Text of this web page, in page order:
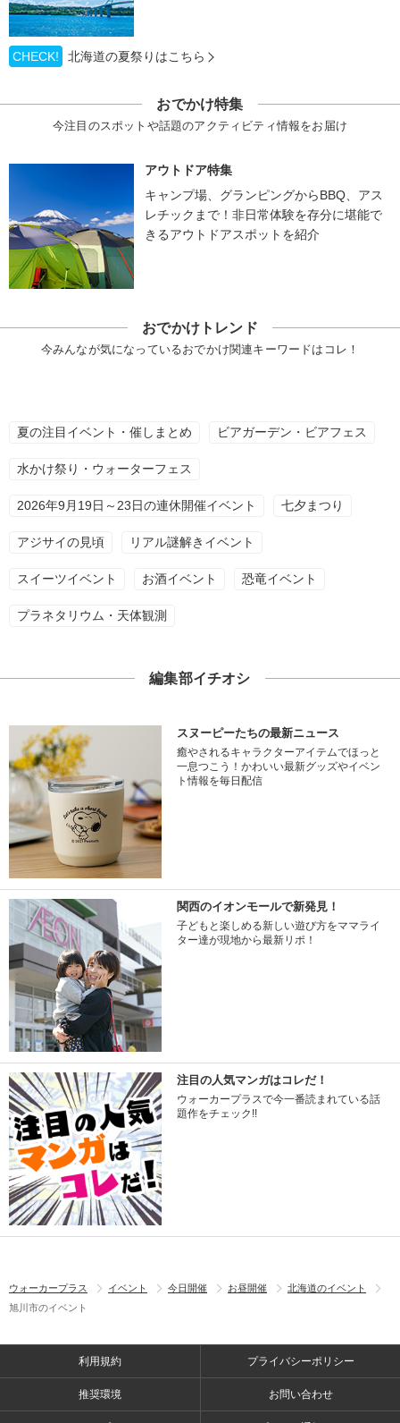
CHECK! 北海道の夏祭りはこちら
おでかけ特集
今注目のスポットや話題のアクティビティ情報をお届け
アウトドア特集
キャンプ場、グランピングからBBQ、アス
レチックまで！非日常体験を存分に堪能で
きるアウトドアスポットを紹介
おでかけトレンド
今みんなが気になっているおでかけ関連キーワードはコレ！
夏の注目イベント・催しまとめ ビアガーデン・ビアフェス
水かけ祭り・ウォーターフェス
2026年9月19日～23日の連休開催イベント 七夕まつり
アジサイの見頃 リアル謎解きイベント
スイーツイベント お酒イベント 恐竜イベント
プラネタリウム・天体観測
編集部イチオシ
スヌーピーたちの最新ニュース
癒やされるキャラクターアイテムでほっと
一息つこう！かわいい最新グッズやイベン
ト情報を毎日配信
関西のイオンモールで新発見！
子どもと楽しめる新しい遊び方をママライ
ター達が現地から最新リポ！
注目の人気マンガはコレだ！
ウォーカープラスで今一番読まれている話
題作をチェック!!
ウォーカープラス イベント 今日開催 お昼開催
北海道のイベント
旭川市のイベント
利用規約 プライバシーポリシー
推奨環境 お問い合わせ